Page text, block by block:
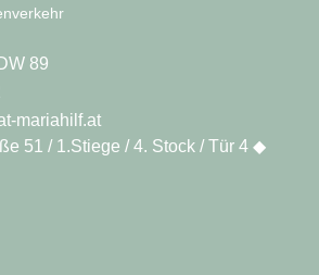
89
mariahilf.at
51 / 1.Stiege / 4. Stock / Tür 4 ◆